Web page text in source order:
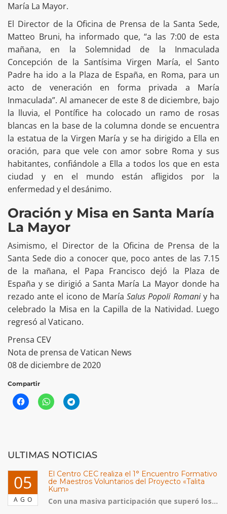
María La Mayor.
El Director de la Oficina de Prensa de la Santa Sede,
Matteo Bruni, ha informado que, “a las 7:00 de esta
mañana, en la Solemnidad de la Inmaculada
Concepción de la Santísima Virgen María, el Santo
Padre ha ido a la Plaza de España, en Roma, para un
acto de veneración en forma privada a María
Inmaculada”. Al amanecer de este 8 de diciembre, bajo
la lluvia, el Pontífice ha colocado un ramo de rosas
blancas en la base de la columna donde se encuentra
la estatua de la Virgen María y se ha dirigido a Ella en
oración, para que vele con amor sobre Roma y sus
habitantes, confiándole a Ella a todos los que en esta
ciudad y en el mundo están afligidos por la
enfermedad y el desánimo.
Oración y Misa en Santa María
La Mayor
Asimismo, el Director de la Oficina de Prensa de la
Santa Sede dio a conocer que, poco antes de las 7.15
de la mañana, el Papa Francisco dejó la Plaza de
España y se dirigió a Santa María La Mayor donde ha
rezado ante el icono de MaríaSalus Popoli Romaniy ha
celebrado la Misa en la Capilla de la Natividad. Luego
regresó al Vaticano.
Prensa CEV
Nota de prensa de Vatican News
08 de diciembre de 2020
Compartir
ULTIMAS NOTICIAS
05
AGO
El Centro CEC realiza el 1° Encuentro Formativo
de Maestros Voluntarios del Proyecto «Talita
Kum»
Con una masiva participación que superó los...